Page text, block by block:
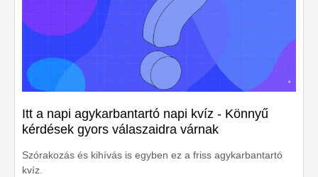
Itt a napi agykarbantartó napi kvíz - Könnyű
kérdések gyors válaszaidra várnak
Szórakozás és kihívás is egyben ez a friss agykarbantartó
kvíz.